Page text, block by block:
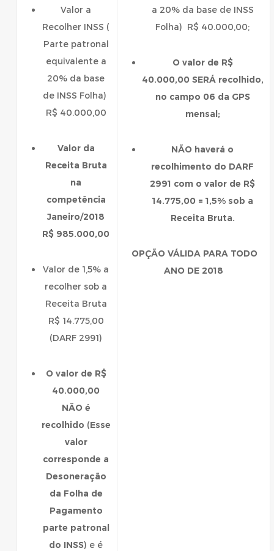
Valor a
Recolher INSS (
Parte patronal
equivalente a
20% da base
de INSS Folha)
R$ 40.000,00
Valor da
Receita Bruta
na
competência
Janeiro/2018
R$ 985.000,00
Valor de 1,5% a
recolher sob a
Receita Bruta
R$ 14.775,00
(DARF 2991)
O valor de R$
40.000,00
NÃO é
recolhido (Esse
valor
corresponde a
Desoneração
da Folha de
Pagamento
parte patronal
do INSS) e é
a 20% da base de INSS
Folha) R$ 40.000,00;
O valor de R$
40.000,00 SERÁ recolhido,
no campo 06 da GPS
mensal;
NÃO haverá o
recolhimento do DARF
2991 com o valor de R$
14.775,00 = 1,5% sob a
Receita Bruta.
OPÇÃO VÁLIDA PARA TODO
ANO DE 2018